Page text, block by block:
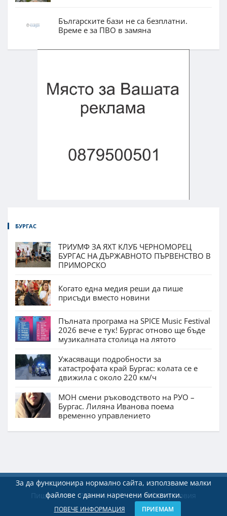
Българските бази не са безплатни.
Време е за ПВО в замяна
БУРГАС
ТРИУМФ ЗА ЯХТ КЛУБ ЧЕРНОМОРЕЦ
БУРГАС НА ДЪРЖАВНОТО ПЪРВЕНСТВО В
ПРИМОРСКО
Когато една медия реши да пише
присъди вместо новини
Пълната програма на SPICE Music Festival
2026 вече е тук! Бургас отново ще бъде
музикалната столица на лятото
Ужасяващи подробности за
катастрофата край Бургас: колата се е
движила с около 220 км/ч
МОН смени ръководството на РУО –
Бургас. Лиляна Иванова поема
временно управлението
За да функционира нормално сайта, използваме малки
файлове с данни наречени бисквитки.
ПОВЕЧЕ ИНФОРМАЦИЯ ПРИЕМАМ
Пишете ни Реклама Екип Общи условия